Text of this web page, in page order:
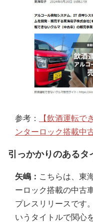
参考：
【飲酒運転で
ンターロック搭載中
引っかかりのあるタ
矢嶋： こちらは、東
ーロック搭載の中古
プレスリリースです
いうタイトルで関心